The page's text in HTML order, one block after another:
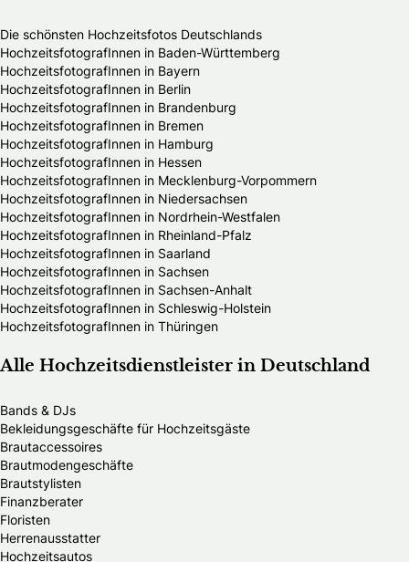
Die schönsten Hochzeitsfotos Deutschlands
HochzeitsfotografInnen in Baden-Württemberg
HochzeitsfotografInnen in Bayern
HochzeitsfotografInnen in Berlin
HochzeitsfotografInnen in Brandenburg
HochzeitsfotografInnen in Bremen
HochzeitsfotografInnen in Hamburg
HochzeitsfotografInnen in Hessen
HochzeitsfotografInnen in Mecklenburg-Vorpommern
HochzeitsfotografInnen in Niedersachsen
HochzeitsfotografInnen in Nordrhein-Westfalen
HochzeitsfotografInnen in Rheinland-Pfalz
HochzeitsfotografInnen in Saarland
HochzeitsfotografInnen in Sachsen
HochzeitsfotografInnen in Sachsen-Anhalt
HochzeitsfotografInnen in Schleswig-Holstein
HochzeitsfotografInnen in Thüringen
Alle Hochzeitsdienstleister in Deutschland
Bands & DJs
Bekleidungsgeschäfte für Hochzeitsgäste
Brautaccessoires
Brautmodengeschäfte
Brautstylisten
Finanzberater
Floristen
Herrenausstatter
Hochzeitsautos